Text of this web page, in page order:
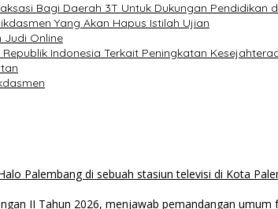
Bagi Daerah 3T Untuk Dukungan Pendidikan
Yang Akan Hapus Istilah Ujian
Judi Online
Indonesia Terkait Peningkatan